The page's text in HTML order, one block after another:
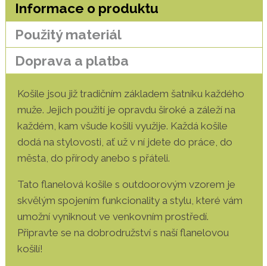
Informace o produktu
Použitý materiál
Doprava a platba
Košile jsou již tradičním základem šatníku každého
muže. Jejich použití je opravdu široké a záleží na
každém, kam všude košili využije. Každá košile
dodá na stylovosti, ať už v ní jdete do práce, do
města, do přírody anebo s přáteli.
Tato flanelová košile s outdoorovým vzorem je
skvělým spojením funkcionality a stylu, které vám
umožní vyniknout ve venkovním prostředí.
Připravte se na dobrodružství s naší flanelovou
košilí!